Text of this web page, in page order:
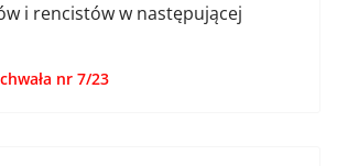
i rencistów w następującej
nr 7/23